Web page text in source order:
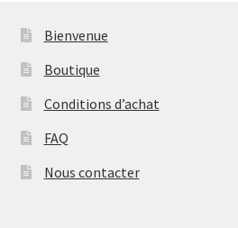
Bienvenue
Boutique
Conditions d’achat
FAQ
Nous contacter